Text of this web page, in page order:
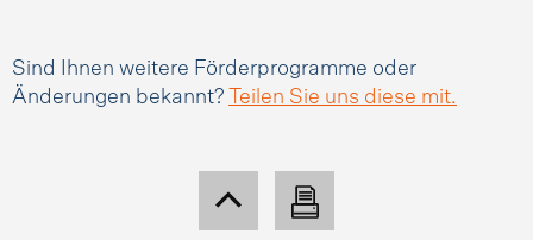
Sind Ihnen weitere Förderprogramme oder
Änderungen bekannt?
Teilen Sie uns diese mit.